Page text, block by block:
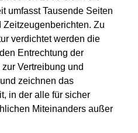
umfasst Tausende Seiten
Zu
verdichtet werden die
Entrechtung der
Vertreibung und
zeichnen das
in der alle für sicher
Miteinanders außer